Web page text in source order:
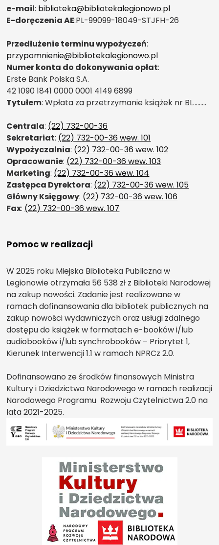
e-mail: biblioteka@bibliotekalegionowo.pl
E-doręczenia AE:PL-99099-18049-STJFH-26
Przedłużenie terminu wypożyczeń:
przypomnienie@bibliotekalegionowo.pl
Numer konta do dokonywania opłat:
Erste Bank Polska S.A.
42 1090 1841 0000 0001 4149 6899
Tytułem: Wpłata za przetrzymanie książek nr BL………
Centrala: (22) 732-00-36
Sekretariat: (22) 732-00-36 wew. 101
Wypożyczalnia: (22) 732-00-36 wew. 102
Opracowanie: (22) 732-00-36 wew. 103
Marketing: (22) 732-00-36 wew. 104
Zastępca Dyrektora: (22) 732-00-36 wew. 105
Główny Księgowy: (22) 732-00-36 wew. 106
Fax: (22) 732-00-36 wew. 107
Pomoc w realizacji
W 2025 roku Miejska Biblioteka Publiczna w
Legionowie otrzymała 56 538 zł z Biblioteki Narodowej
na zakup nowości. Zadanie jest realizowane w
ramach dofinansowania dla bibliotek publicznych na
zakup nowości wydawniczych oraz usługi zdalnego
dostępu do książek w formatach e-booków i/lub
audiobooków i/lub synchrobooków – Priorytet 1,
Kierunek Interwencji 1.1 w ramach NPRCz 2.0.
Dofinansowano ze środków finansowych Ministra
Kultury i Dziedzictwa Narodowego w ramach realizacji
Narodowego Programu Rozwoju Czytelnictwa 2.0 na
lata 2021-2025.